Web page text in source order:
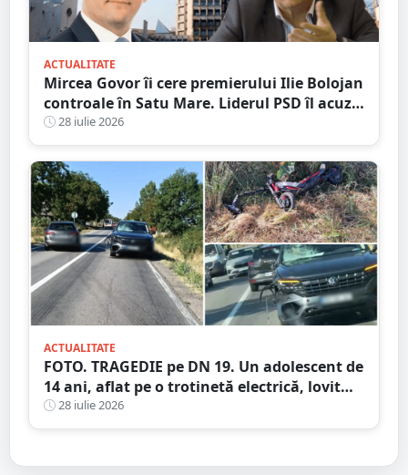
ACTUALITATE
Mircea Govor îi cere premierului Ilie Bolojan
controale în Satu Mare. Liderul PSD îl acuză
pe Adrian Cozma de presiuni politice și cere
verificări ample
28 iulie 2026
ACTUALITATE
FOTO. TRAGEDIE pe DN 19. Un adolescent de
14 ani, aflat pe o trotinetă electrică, lovit
mortal de o mașină
28 iulie 2026